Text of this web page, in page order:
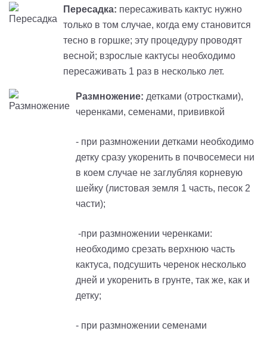
Пересадка: пересаживать кактус нужно
только в том случае, когда ему становится
тесно в горшке; эту процедуру проводят
весной; взрослые кактусы необходимо
пересаживать 1 раз в несколько лет.
Размножение: детками (отростками),
черенками, семенами, прививкой
- при размножении детками необходимо
детку сразу укоренить в почвосемеси ни
в коем случае не заглубляя корневую
шейку (листовая земля 1 часть, песок 2
части);
-при размножении черенками:
необходимо срезать верхнюю часть
кактуса, подсушить черенок несколько
дней и укоренить в грунте, так же, как и
детку;
- при размножении семенами